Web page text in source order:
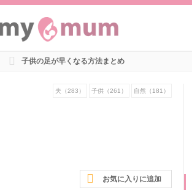
子供の足が早くなる方法まとめ
夫（283） 子供（261） 自然（181）
お気に入りに追加